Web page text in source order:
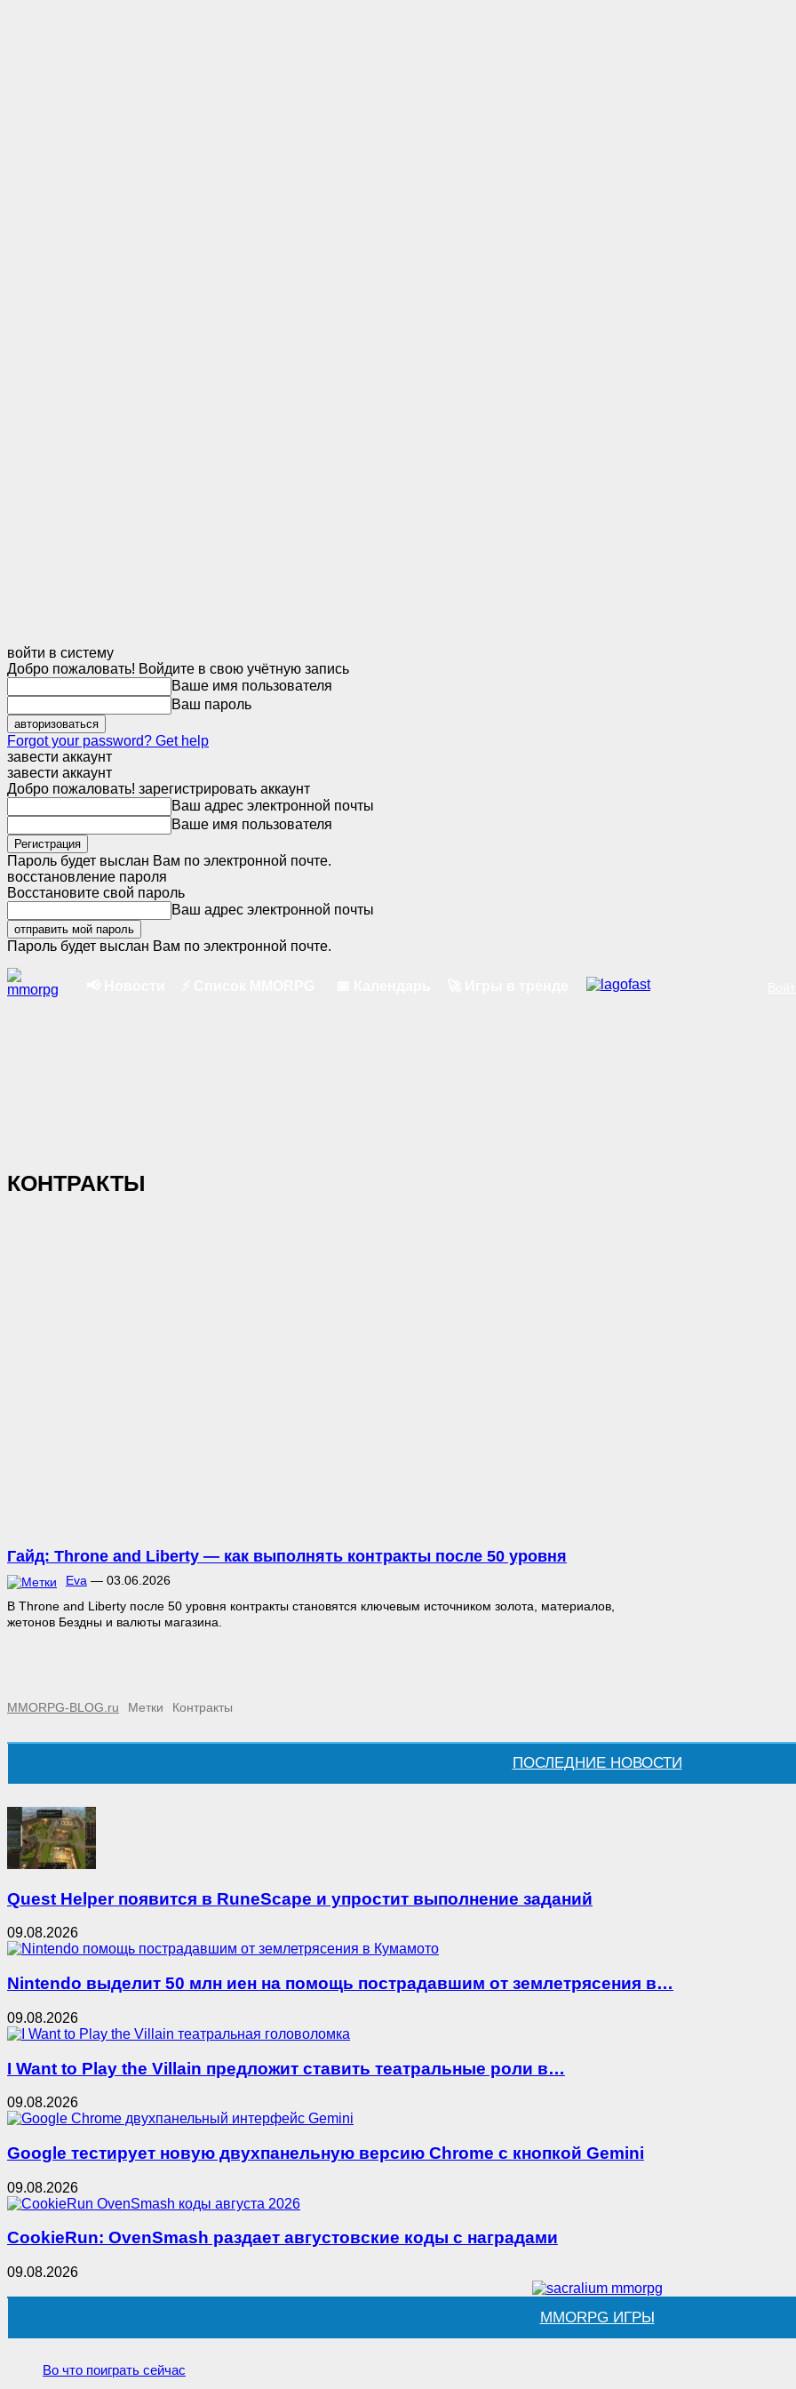
войти в систему
Добро пожаловать! Войдите в свою учётную запись
Ваше имя пользователя
Ваш пароль
Forgot your password? Get help
завести аккаунт
завести аккаунт
Добро пожаловать! зарегистрировать аккаунт
Ваш адрес электронной почты
Ваше имя пользователя
Пароль будет выслан Вам по электронной почте.
восстановление пароля
Восстановите свой пароль
Ваш адрес электронной почты
Пароль будет выслан Вам по электронной почте.
КОНТРАКТЫ
Гайд: Throne and Liberty — как выполнять контракты после 50 уровня
Eva — 03.06.2026
В Throne and Liberty после 50 уровня контракты становятся ключевым источником золота, материалов,
жетонов Бездны и валюты магазина.
MMORPG-BLOG.ru Метки Контракты
ПОСЛЕДНИЕ НОВОСТИ
Quest Helper появится в RuneScape и упростит выполнение заданий
09.08.2026
Nintendo выделит 50 млн иен на помощь пострадавшим от землетрясения в…
09.08.2026
I Want to Play the Villain предложит ставить театральные роли в…
09.08.2026
Google тестирует новую двухпанельную версию Chrome с кнопкой Gemini
09.08.2026
CookieRun: OvenSmash раздает августовские коды с наградами
09.08.2026
MMORPG ИГРЫ
Во что поиграть сейчас